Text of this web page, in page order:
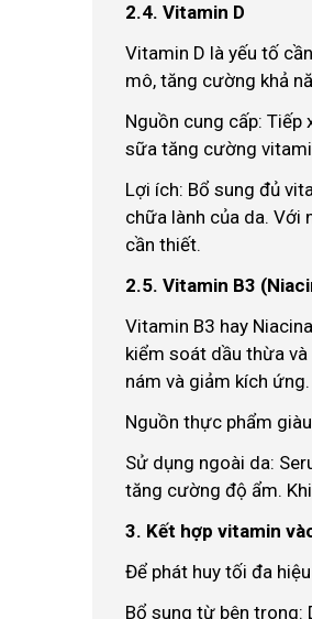
2.4. Vitamin D
Vitamin D là yếu tố
mô, tăng cường khả
Nguồn cung cấp:
sữa tăng cường
Lợi ích: Bổ sung đủ
chữa lành của da. Với
cần thiết.
2.5. Vitamin B3
Vitamin B3 hay
kiểm soát dầu thừa
nám và giảm kích ứng.
Nguồn thực phẩm
Sử dụng ngoài da:
tăng cường độ ẩm.
3. Kết hợp vitamin
Để phát huy tối đa
Bổ sung từ bên trong: